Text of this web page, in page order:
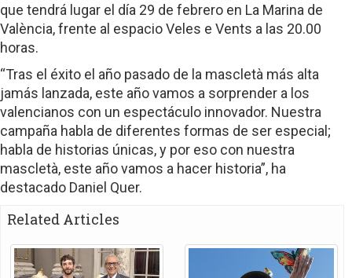
que tendrá lugar el día 29 de febrero en La Marina de
València, frente al espacio Veles e Vents a las 20.00
horas.
“Tras el éxito el año pasado de la mascletà más alta
jamás lanzada, este año vamos a sorprender a los
valencianos con un espectáculo innovador. Nuestra
campaña habla de diferentes formas de ser especial;
habla de historias únicas, y por eso con nuestra
mascletà, este año vamos a hacer historia”, ha
destacado Daniel Quer.
Related Articles